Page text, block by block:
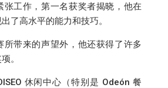
张工作，第一名获奖者揭晓，他在
了高水平的能力和技巧。
所带来的声望外，他还获得了许多
。
休闲中心（特别是 Odeón 餐